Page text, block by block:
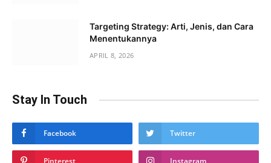
Targeting Strategy: Arti, Jenis, dan Cara
Menentukannya
APRIL 8, 2026
Stay In Touch
Facebook Twitter